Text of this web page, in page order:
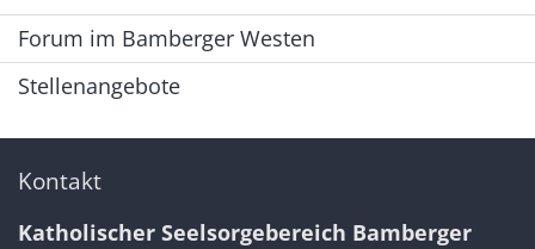
Forum im Bamberger Westen
Stellenangebote
Kontakt
Katholischer Seelsorgebereich Bamberger